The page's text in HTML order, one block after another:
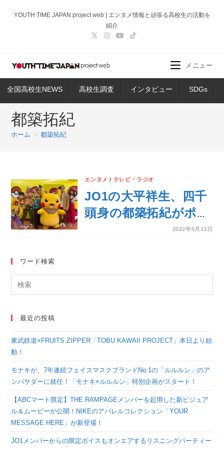
ス
ッ
YOUTH TIME JAPAN project web | エンタメ情報と頑張る高校生の活動を
紹介
全国高校生NEWS 高校生調査 インタビュー SDGs
メニュー
都築拓紀
ホーム > 都築拓紀
エンタメ / テレビ・ラジオ
JO1の大平祥生、四千
頭身の都築拓紀がポケ
どこに！みんなで
ス』キング戦にチャレ
ンジ！
2022年5月13日
ワード検索
最近の投稿
東武鉄道×FRUITS ZIPPER「TOBU KAWAII PROJECT」本日より始
動！
モナキが、7年連続フェイスマスクブランドNo.1の「ルルルン」のア
ンバサダーに就任！「モナキ×ルルルン」特別企画がスタート！
【ABCマート限定】THE RAMPAGEメンバーを起用した新ビジュア
ル＆ムービーが公開！NIKEのアパレルコレクション「YOUR
MESSAGE HERE」が新登場！
JO1メンバーからの限定ボイスもオンエアするリスニングパーティー